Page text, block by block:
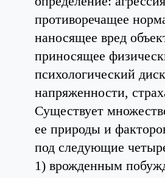
противоречащее
наносящее вред
приносящее
психологический
напряженности,
Существует
ее природы и
под следующие
1) врожденным